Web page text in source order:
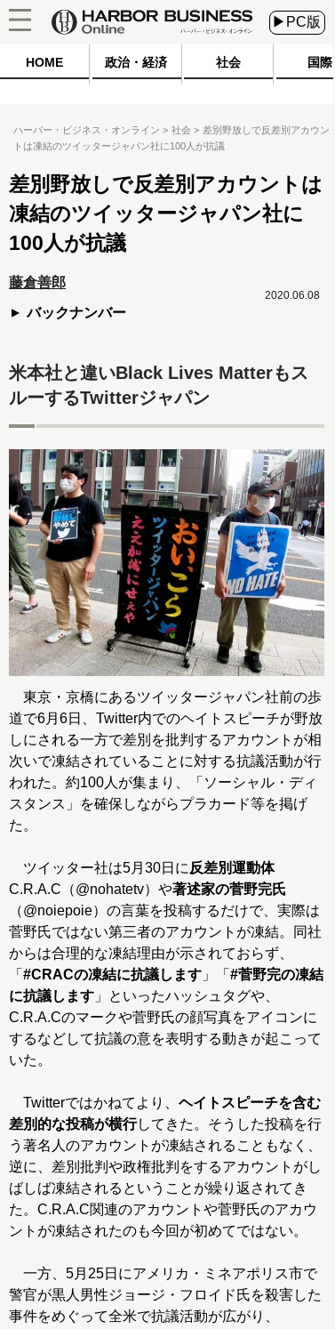
▶PC版
HOME 政治・経済 社会 国際
ハーバー・ビジネス・オンライン 社会
差別野放しで反差別アカウン
トは凍結のツイッタージャパン社に100人が抗議
差別野放しで反差別アカウントは
凍結のツイッタージャパン社に
100人が抗議
藤倉善郎
バックナンバー
2020.06.08
米本社と違いBlack Lives Matterもス
ルーするTwitterジャパン
東京・京橋にあるツイッタージャパン社前の歩
道で6月6日、Twitter内でのヘイトスピーチが野放
しにされる一方で差別を批判するアカウントが相
次いで凍結されていることに対する抗議活動が行
われた。約100人が集まり、「ソーシャル・ディ
スタンス」を確保しながらプラカード等を掲げ
た。
ツイッター社は5月30日に 反差別運動体
C.R.A.C（@nohatetv）や著述家の菅野完氏
（@noiepoie）の言葉を投稿するだけで、実際は
菅野氏ではない第三者のアカウントが凍結。同社
からは合理的な凍結理由が示されておらず、
「 #CRACの凍結に抗議します 」「 #菅野完の凍結
に抗議します 」といったハッシュタグや、
C.R.A.Cのマークや菅野氏の顔写真をアイコンに
するなどして抗議の意を表明する動きが起こって
いた。
Twitterではかねてより、 ヘイトスピーチを含む
差別的な投稿が横行してきた。そうした投稿を行
う著名人のアカウントが凍結されることもなく、
逆に、差別批判や政権批判をするアカウントがし
ばしば凍結されるということが繰り返されてき
た。C.R.A.C関連のアカウントや菅野氏のアカウ
ントが凍結されたのも今回が初めてではない。
一方、5月25日にアメリカ・ミネアポリス市で
警官が黒人男性ジョージ・フロイド氏を殺害した
事件をめぐって全米で抗議活動が広がり、